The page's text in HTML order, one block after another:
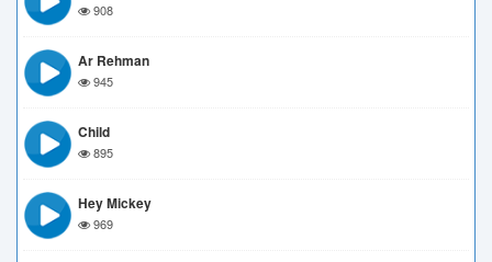
908
Ar Rehman
945
Child
895
Hey Mickey
969